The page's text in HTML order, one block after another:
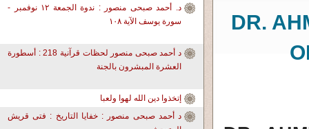
DR.
د. أحمد صبحى منصور : ندوة الجمعة ١٢ نوفمبر -
سورة يوسف الآية ١٠٨
د أحمد صبحى منصور لحظات قرآنية 218 : أسطورة
العشرة المبشرون بالجنة
إتخذوا دين الله لهوا ولعبا
د أحمد صبحى منصور : خفايا التاريخ : فتى قريش